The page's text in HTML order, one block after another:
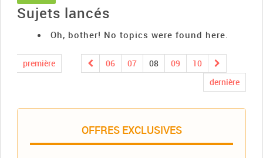
Sujets lancés
Oh, bother! No topics were found here.
première 06 07 08 09
10
dernière
OFFRES EXCLUSIVES